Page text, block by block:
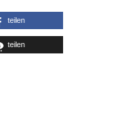
teilen
teilen